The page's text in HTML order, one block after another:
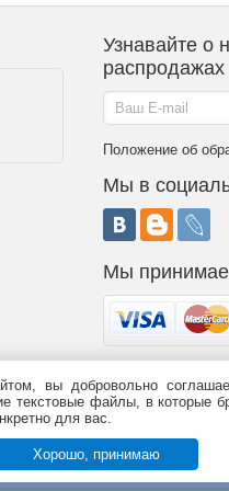
Узнавайте о
распродажах
Положение об
Мы в
Мы
публичной офертой
09-03,8 (800)775-09-03.
вы добровольно
текстовые файлы, в которые
для вас.
Хорошо, принимаю